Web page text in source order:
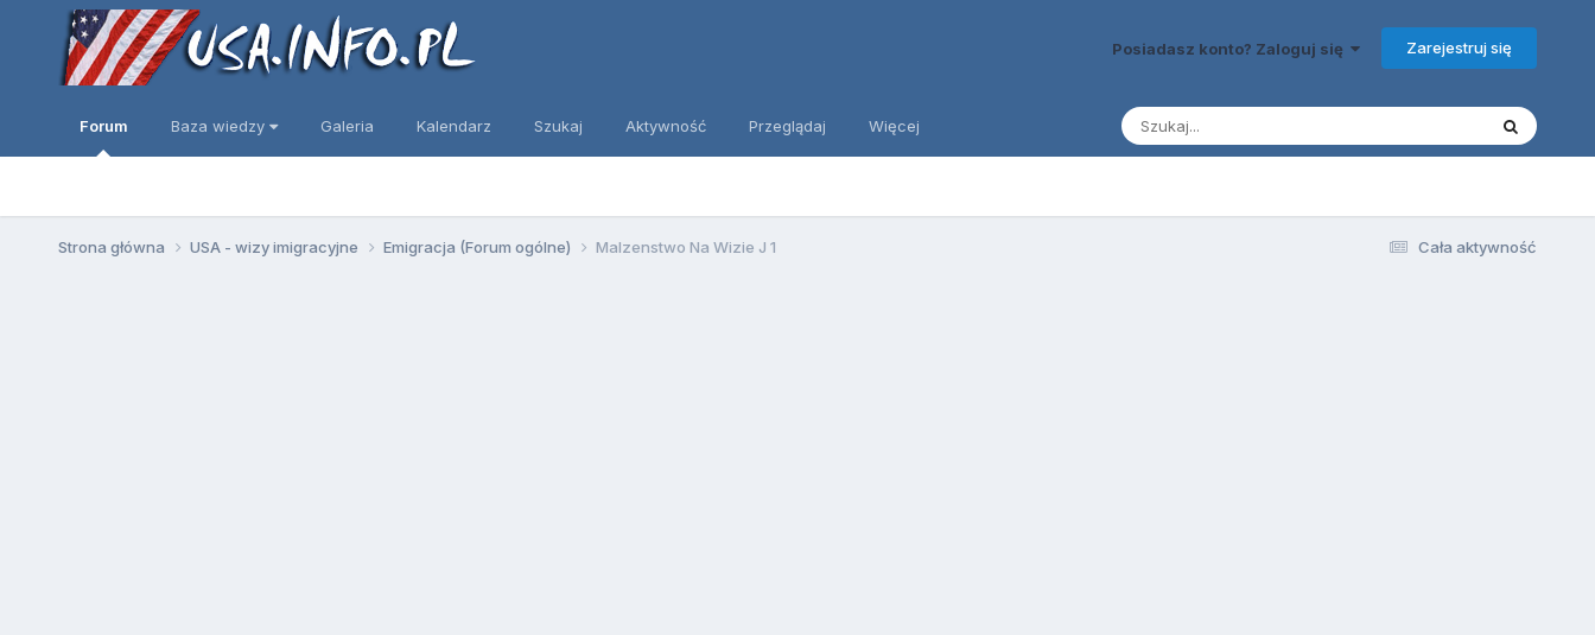
Posiadasz konto? Zaloguj się Zarejestruj się
Forum Baza wiedzy Galeria Kalendarz Szukaj Aktywność Przeglądaj Więcej
Cała aktywność
Strona główna USA - wizy imigracyjne Emigracja (Forum ogólne) Malzenstwo Na Wizie J 1